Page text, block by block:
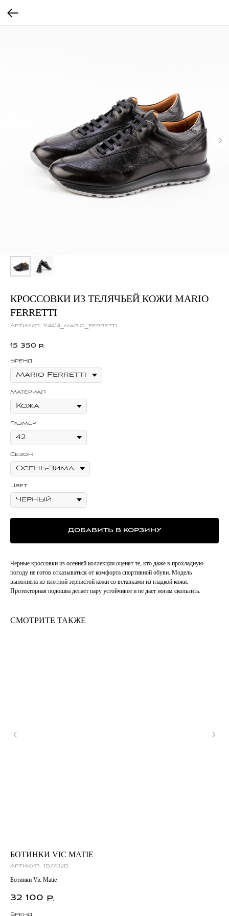
КРОССОВКИ ИЗ ТЕЛЯЧЬЕЙ КОЖИ MARIO
FERRETTI
Артикул: 94414_mario_ferretti
15 350 р.
Бренд
Материал
Размер
Сезон
Цвет
ДОБАВИТЬ В КОРЗИНУ
Черные кроссовки из осенней коллекции оценят те, кто даже в прохладную
погоду не готов отказываться от комфорта спортивной обуви. Модель
выполнена из плотной зернистой кожи со вставками из гладкой кожи.
Протекторная подошва делает пару устойчивее и не дает ногам скользить.
СМОТРИТЕ ТАКЖЕ
БОТИНКИ VIC MATIE
Артикул: 1d7702d
Ботинки Vic Matie
32 100 р.